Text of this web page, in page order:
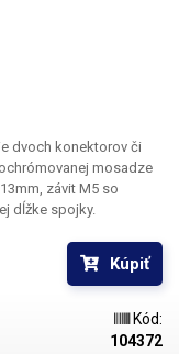
dvoch konektorov či
mosadze
závit M5 so
dĺžke spojky.
Kúpiť
Kód:
104372